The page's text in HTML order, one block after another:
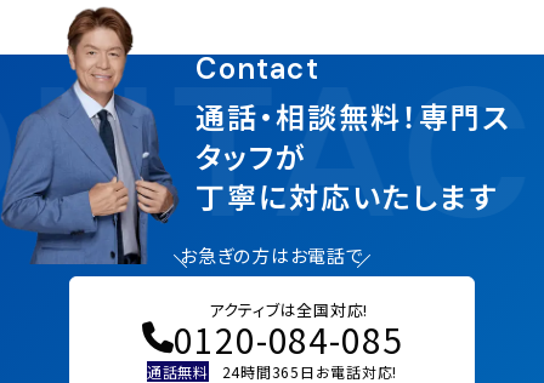
Contact
通話・相談無料！専門ス
タッフが
丁寧に対応いたします
お急ぎの方はお電話で
アクティブは全国対応!
0120-084-085
通話無料 24時間365日お電話対応!